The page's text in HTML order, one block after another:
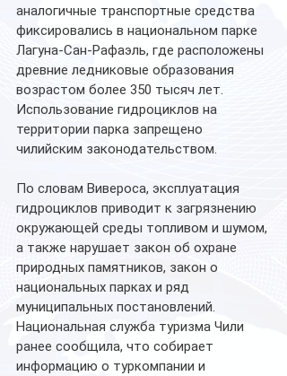
аналогичные транспортные средства
фиксировались в национальном парке
Лагуна-Сан-Рафаэль, где расположены
древние ледниковые образования
возрастом более 350 тысяч лет.
Использование гидроциклов на
территории парка запрещено
чилийским законодательством.
По словам Вивероса, эксплуатация
гидроциклов приводит к загрязнению
окружающей среды топливом и шумом,
а также нарушает закон об охране
природных памятников, закон о
национальных парках и ряд
муниципальных постановлений.
Национальная служба туризма Чили
ранее сообщила, что собирает
информацию о туркомпании и